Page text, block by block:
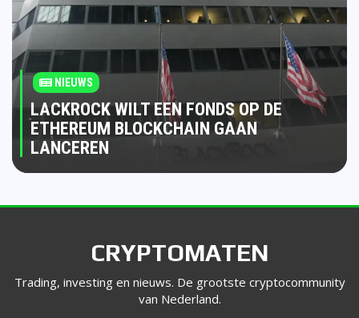
NIEUWS
LACKROCK WILT EEN FONDS OP DE
ETHEREUM BLOCKCHAIN GAAN
LANCEREN
CRYPTOMATEN
Trading, investing en nieuws. De grootste cryptocommunity
van Nederland.